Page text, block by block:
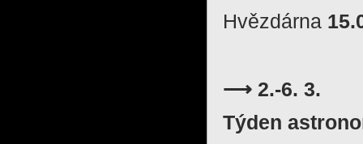
Hvězdárna
⟶ 2.-6. 3.
Týden